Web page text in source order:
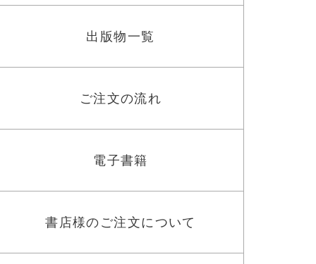
出版物一覧
ご注文の流れ
電子書籍
書店様のご注文について